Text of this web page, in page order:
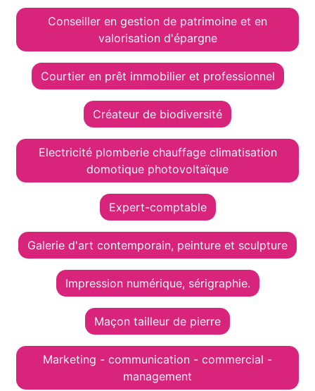
Conseiller en gestion de patrimoine et en
valorisation d'épargne
Courtier en prêt immobilier et professionnel
Créateur de biodiversité
Electricité plomberie chauffage climatisation
domotique photovoltaïque
Expert-comptable
Galerie d'art contemporain, peinture et sculpture
Impression numérique, sérigraphie.
Maçon tailleur de pierre
Marketing - communication - commercial -
management